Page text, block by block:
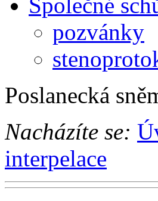
pozvánky
Poslanecká
Nacházíte se:
interpelace